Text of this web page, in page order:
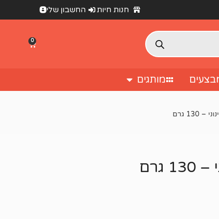
חנות חיות החשבון שלי
0
מותגים
גרם